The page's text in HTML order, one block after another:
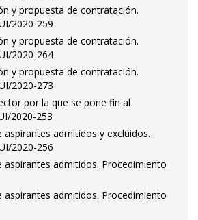
y propuesta de contratación.
2020-259
y propuesta de contratación.
2020-264
y propuesta de contratación.
2020-273
por la que se pone fin al
2020-253
aspirantes admitidos y excluidos.
2020-256
aspirantes admitidos. Procedimiento
aspirantes admitidos. Procedimiento